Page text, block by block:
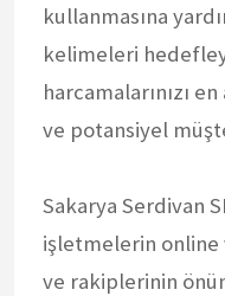
kullanmasına
kelimeleri
harcamalarınızı
ve potansiyel
Sakarya Serdivan
işletmelerin online
ve rakiplerinin